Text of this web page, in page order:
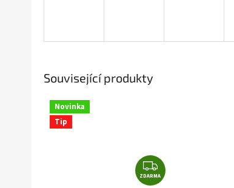
Související produkty
Novinka
Tip
Z
D
ZDARMA